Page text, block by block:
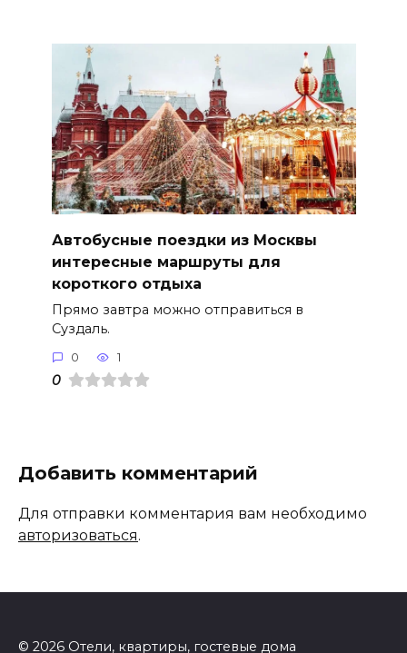
Автобусные поездки из Москвы
интересные маршруты для
короткого отдыха
Прямо завтра можно отправиться в
Суздаль.
0 1
0
Добавить комментарий
Для отправки комментария вам необходимо
авторизоваться.
© 2026 Отели, квартиры, гостевые дома